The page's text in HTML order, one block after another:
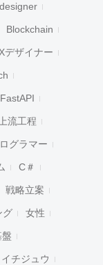
designer
Blockchain
デザイナー
FastAPI
上流工程
グラマー
C＃
戦略立案
グ 女性
イチジュウ